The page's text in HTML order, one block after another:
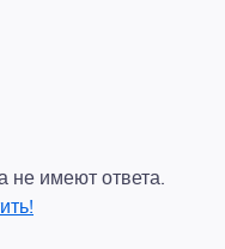
не имеют ответа.